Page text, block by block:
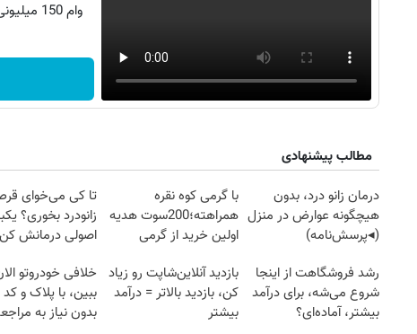
وام 150 میلیونی تکنولایف، با زی‌زی سلیمی!
مطالب پیشنهادی
درمان زانو درد، بدون
هیچگونه عوارض در منزل
(◂پرسش‌نامه)
با گرمی کوه نقره
همراهته؛200سوت هدیه
اولین خرید از گرمی
تا کی می‌خوای
زانودرد بخوری؟
اصولی درمانش کن
رشد فروشگاهت از اینجا
شروع می‌شه، برای درآمد
بیشتر، آماده‌ای؟
بازدید آنلاین‌شاپت رو زیاد
کن، بازدید بالاتر = درآمد
بیشتر
خلافی خودروتو
ببین، با پلاک و
بدون نیاز به
روزنامه‌های اقتصادی چهارشنبه ۱۴ مرداد ۱۴۰۵